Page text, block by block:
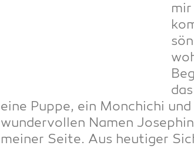
eine Pup­pe, ein Mon­chi­chi
wun­der­vol­len Namen
mei­ner Sei­te. Aus heu­ti­ger